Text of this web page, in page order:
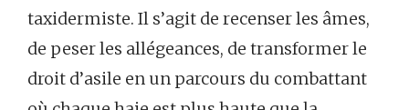
taxidermiste. Il s’agit de recenser les âmes,
de peser les allégeances, de transformer le
droit d’asile en un parcours du combattant